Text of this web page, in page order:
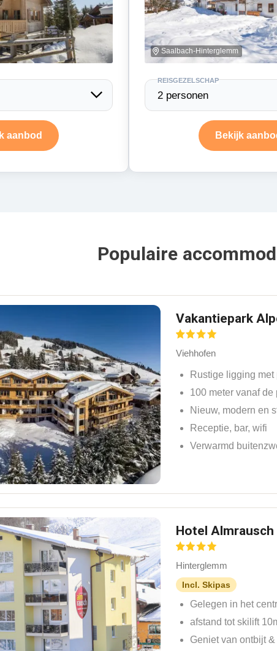
Saalbach-Hinterglemm
Populaire
Vakantiepark
Viehhofen
Rustige ligging
100 meter vanaf
Nieuw, modern en
Receptie, bar, wifi
Verwarmd
Hotel Almrausch
Hinterglemm
Incl. Skipas
Gelegen in het
afstand tot skilift
Geniet van ontbijt